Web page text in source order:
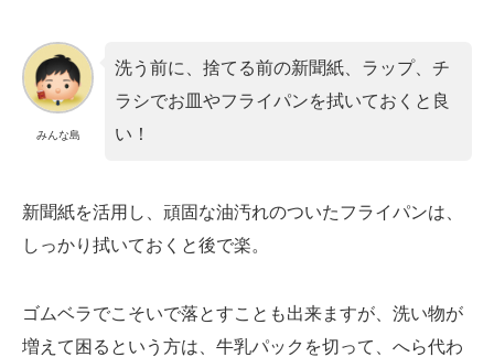
みんな島
洗う前に、捨てる前の新聞紙、ラップ、チ
ラシでお皿やフライパンを拭いておくと良
い！
新聞紙を活用し、頑固な油汚れのついたフライパンは、
しっかり拭いておくと後で楽。
ゴムベラでこそいで落とすことも出来ますが、洗い物が
増えて困るという方は、牛乳パックを切って、へら代わ